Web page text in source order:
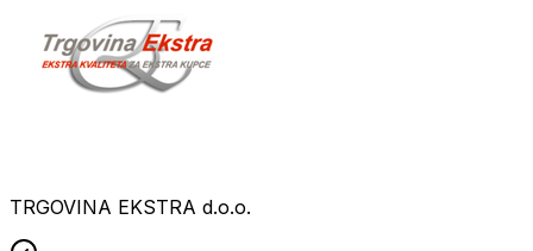
TRGOVINA EKSTRA d.o.o.